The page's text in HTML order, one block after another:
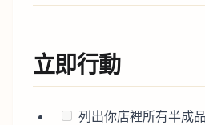
立即行動
列出你店裡所有半成